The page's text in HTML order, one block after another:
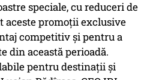
speciale, cu reduceri de
aceste promoții exclusive
competitiv și pentru a
din această perioadă.
pentru destinații și